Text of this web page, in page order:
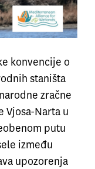
konvencije o
staništa
zračne
Vjosa-Narta u
putu
između
upozorenja